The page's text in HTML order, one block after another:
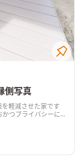
側写真
を軽減させた家です
つプライバシーに
をはかりました。